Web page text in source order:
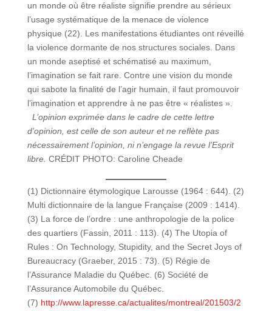
un monde où être réaliste signifie prendre au sérieux
l’usage systématique de la menace de violence
physique (22). Les manifestations étudiantes ont réveillé
la violence dormante de nos structures sociales. Dans
un monde aseptisé et schématisé au maximum,
l’imagination se fait rare. Contre une vision du monde
qui sabote la finalité de l’agir humain, il faut promouvoir
l’imagination et apprendre à ne pas être « réalistes ».
L’opinion exprimée dans le cadre de cette lettre
d’opinion, est celle de son auteur et ne reflète pas
nécessairement l’opinion, ni n’engage la revue l’Esprit
libre. CRÉDIT PHOTO: Caroline Cheade
(1) Dictionnaire étymologique Larousse (1964 : 644). (2)
Multi dictionnaire de la langue Française (2009 : 1414).
(3) La force de l’ordre : une anthropologie de la police
des quartiers (Fassin, 2011 : 113). (4) The Utopia of
Rules : On Technology, Stupidity, and the Secret Joys of
Bureaucracy (Graeber, 2015 : 73). (5) Régie de
l’Assurance Maladie du Québec. (6) Société de
l’Assurance Automobile du Québec.
(7) http://www.lapresse.ca/actualites/montreal/201503/2